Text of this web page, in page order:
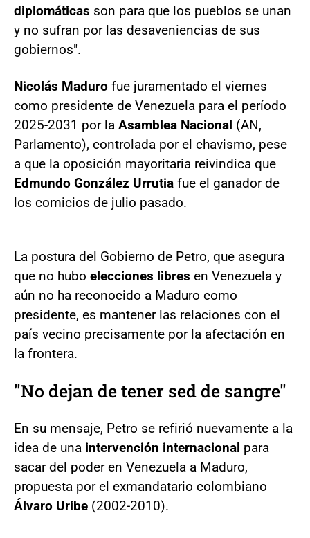
diplomáticas son para que los pueblos se unan
y no sufran por las desaveniencias de sus
gobiernos".
Nicolás Maduro fue juramentado el viernes
como presidente de Venezuela para el período
2025-2031 por la Asamblea Nacional (AN,
Parlamento), controlada por el chavismo, pese
a que la oposición mayoritaria reivindica que
Edmundo González Urrutia fue el ganador de
los comicios de julio pasado.
La postura del Gobierno de Petro, que asegura
que no hubo elecciones libres en Venezuela y
aún no ha reconocido a Maduro como
presidente, es mantener las relaciones con el
país vecino precisamente por la afectación en
la frontera.
"No dejan de tener sed de sangre"
En su mensaje, Petro se refirió nuevamente a la
idea de una intervención internacional para
sacar del poder en Venezuela a Maduro,
propuesta por el exmandatario colombiano
Álvaro Uribe (2002-2010).